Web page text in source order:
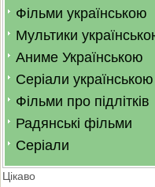
Фільми українською
Мультики
Аниме Українською
Серіали українською
Фільми про підлітків
Радянські фільми
Серіали
Цікаво